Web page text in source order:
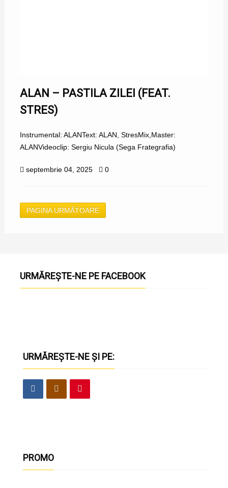
ALAN – PASTILA ZILEI (FEAT.
STRES)
Instrumental: ALANText: ALAN, StresMix,Master:
ALANVideoclip: Sergiu Nicula (Sega Frategrafia)
septembrie 04, 2025 0
PAGINA URMĂTOARE
URMĂREȘTE-NE PE FACEBOOK
URMĂREȘTE-NE ȘI PE:
PROMO